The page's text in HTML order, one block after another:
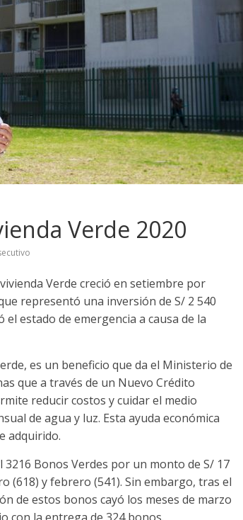
Verde 2020
Verde creció en setiembre por
representó una inversión de S/ 2 540
estado de emergencia a causa de la
es un beneficio que da el Ministerio de
que a través de un Nuevo Crédito
reducir costos y cuidar el medio
de agua y luz. Esta ayuda económica
adquirido.
Bonos Verdes por un monto de S/ 17
(618) y febrero (541). Sin embargo, tras el
de estos bonos cayó los meses de marzo